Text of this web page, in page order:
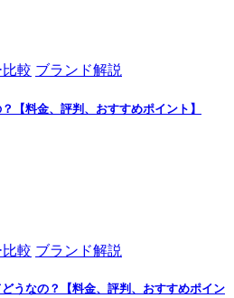
較 ブランド解説
【料金、評判、おすすめポイント】
較 ブランド解説
うなの？【料金、評判、おすすめポイン